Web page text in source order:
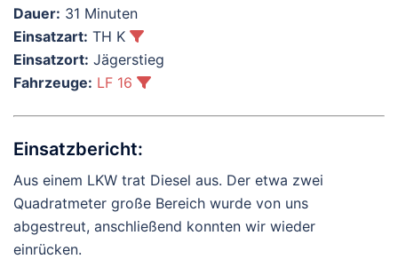
Dauer: 31 Minuten
Einsatzart: TH K
Einsatzort: Jägerstieg
Fahrzeuge: LF 16
Einsatzbericht:
Aus einem LKW trat Diesel aus. Der etwa zwei
Quadratmeter große Bereich wurde von uns
abgestreut, anschließend konnten wir wieder
einrücken.